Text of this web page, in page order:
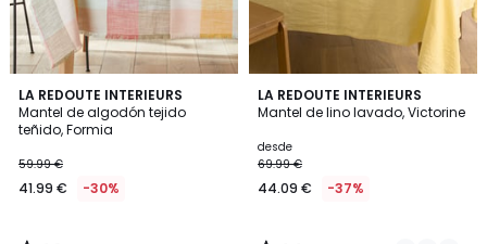
LA REDOUTE INTERIEURS
Mantel de algodón tejido
teñido, Formia
59.99 €
41.99 € -30%
4,9
/ 5
LA REDOUTE INTERIEURS
Mantel de lino lavado, Victorine
desde
69.99 €
44.09 € -37%
4,4
/ 5
15
Colores